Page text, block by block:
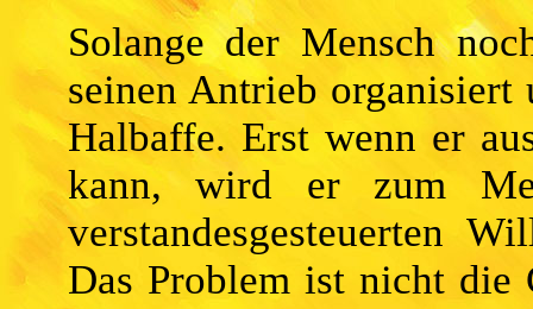
Solange der Mensch
seinen Antrieb
Halbaffe. Erst wenn er
kann, wird er zum
verstandesgesteuerten
Das Problem ist nicht die